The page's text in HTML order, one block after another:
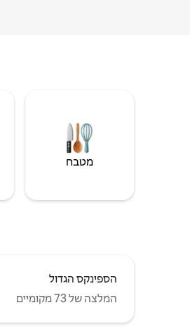
מטבח
הספינקס הגדול
המלצה של 73 מקומיים